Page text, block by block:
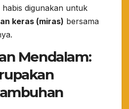
habis digunakan untuk
keras (miras) bersama
Mendalam: